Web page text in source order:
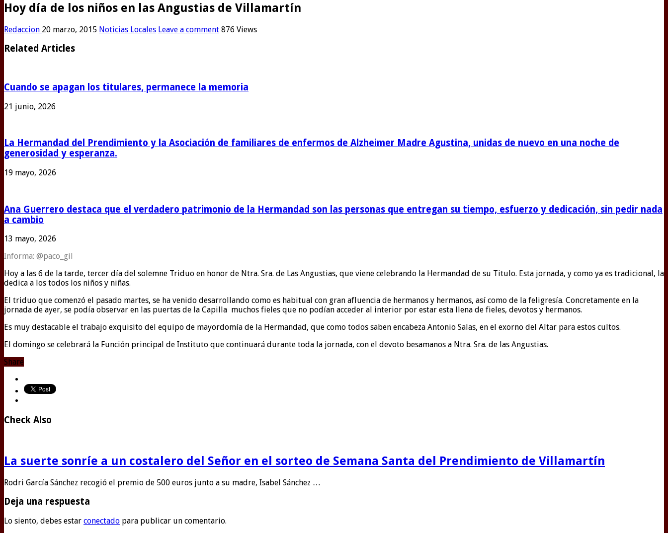
Hoy día de los niños en las Angustias de Villamartín
Redaccion 20 marzo, 2015 Noticias Locales Leave a comment 876 Views
Related Articles
Cuando se apagan los titulares, permanece la memoria
21 junio, 2026
La Hermandad del Prendimiento y la Asociación de familiares de enfermos de Alzheimer Madre Agustina, unidas de nuevo en una noche de
generosidad y esperanza.
19 mayo, 2026
Ana Guerrero destaca que el verdadero patrimonio de la Hermandad son las personas que entregan su tiempo, esfuerzo y dedicación, sin pedir nada
a cambio
13 mayo, 2026
Informa: @paco_gil
Hoy a las 6 de la tarde, tercer día del solemne Triduo en honor de Ntra. Sra. de Las Angustias, que viene celebrando la Hermandad de su Titulo. Esta jornada, y como ya es tradicional, la
dedica a los todos los niños y niñas.
El triduo que comenzó el pasado martes, se ha venido desarrollando como es habitual con gran afluencia de hermanos y hermanos, así como de la feligresía. Concretamente en la
jornada de ayer, se podía observar en las puertas de la Capilla muchos fieles que no podían acceder al interior por estar esta llena de fieles, devotos y hermanos.
Es muy destacable el trabajo exquisito del equipo de mayordomía de la Hermandad, que como todos saben encabeza Antonio Salas, en el exorno del Altar para estos cultos.
El domingo se celebrará la Función principal de Instituto que continuará durante toda la jornada, con el devoto besamanos a Ntra. Sra. de las Angustias.
Share
Check Also
La suerte sonríe a un costalero del Señor en el sorteo de Semana Santa del Prendimiento de Villamartín
Rodri García Sánchez recogió el premio de 500 euros junto a su madre, Isabel Sánchez …
Deja una respuesta
Lo siento, debes estar conectado para publicar un comentario.